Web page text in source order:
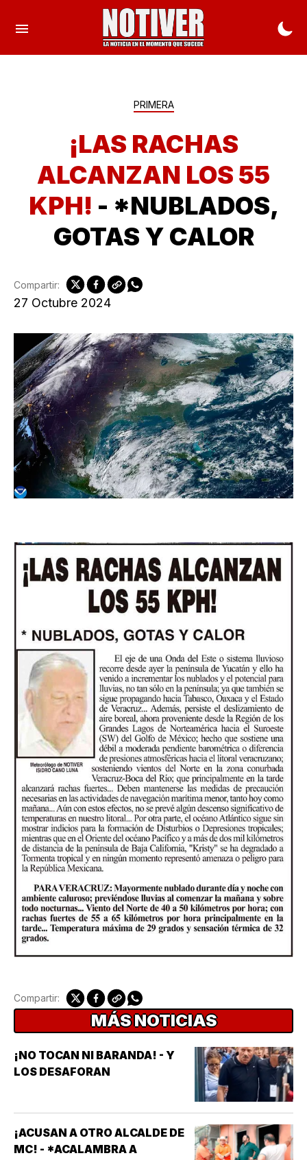
PRIMERA
¡LAS RACHAS
ALCANZAN LOS 55
KPH! - *NUBLADOS,
GOTAS Y CALOR
27 Octubre 2024
Compartir:
Compartir:
MÁS NOTICIAS
¡NO TOCAN NI BARANDA! - Y
LOS DESAFORAN
¡ACUSAN A OTRO ALCALDE DE
MC! - *ACALAMBRA A